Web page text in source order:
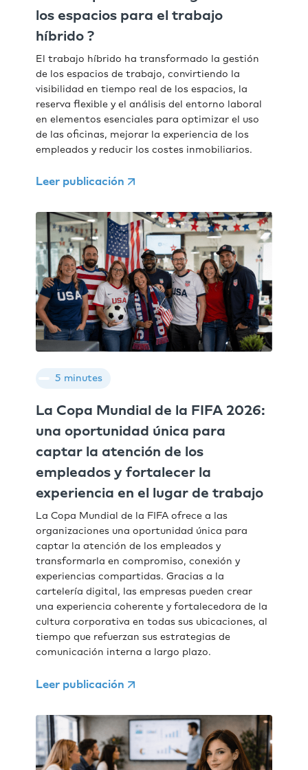
los espacios para el trabajo
híbrido ?
El trabajo híbrido ha transformado la gestión
de los espacios de trabajo, convirtiendo la
visibilidad en tiempo real de los espacios, la
reserva flexible y el análisis del entorno laboral
en elementos esenciales para optimizar el uso
de las oficinas, mejorar la experiencia de los
empleados y reducir los costes inmobiliarios.
Leer publicación
5 minutes
La Copa Mundial de la FIFA 2026:
una oportunidad única para
captar la atención de los
empleados y fortalecer la
experiencia en el lugar de trabajo
La Copa Mundial de la FIFA ofrece a las
organizaciones una oportunidad única para
captar la atención de los empleados y
transformarla en compromiso, conexión y
experiencias compartidas. Gracias a la
cartelería digital, las empresas pueden crear
una experiencia coherente y fortalecedora de la
cultura corporativa en todas sus ubicaciones, al
tiempo que refuerzan sus estrategias de
comunicación interna a largo plazo.
Leer publicación